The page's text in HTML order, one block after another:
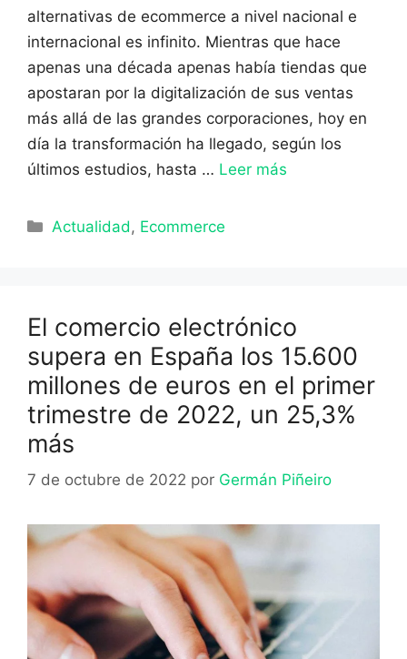
alternativas de ecommerce a nivel nacional e
internacional es infinito. Mientras que hace
apenas una década apenas había tiendas que
apostaran por la digitalización de sus ventas
más allá de las grandes corporaciones, hoy en
día la transformación ha llegado, según los
últimos estudios, hasta … Leer más
Categorías
Actualidad , Ecommerce
El comercio electrónico
supera en España los 15.600
millones de euros en el primer
trimestre de 2022, un 25,3%
más
7 de octubre de 2022 por Germán Piñeiro